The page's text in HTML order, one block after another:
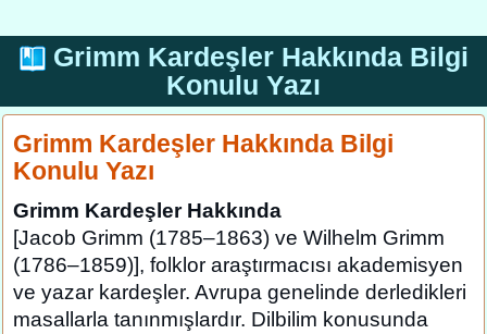
Grimm Kardeşler Hakkında Bilgi
Konulu Yazı
Grimm Kardeşler Hakkında Bilgi
Konulu Yazı
Grimm Kardeşler Hakkında
[Jacob Grimm (1785–1863) ve Wilhelm Grimm
(1786–1859)], folklor araştırmacısı akademisyen
ve yazar kardeşler. Avrupa genelinde derledikleri
masallarla tanınmışlardır. Dilbilim konusunda